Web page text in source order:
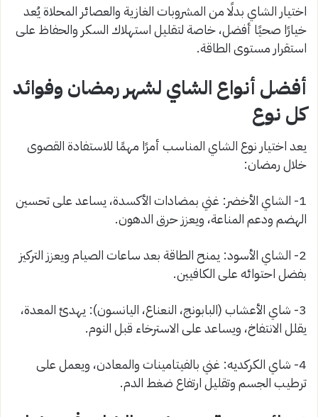
اختيار الشاي بدلًا من المشروبات الغازية والعصائر المحلاة يُعد
خيارًا صحيًا أفضل، خاصة لتقليل استهلاك السكر والحفاظ على
استقرار مستوى الطاقة.
أفضل أنواع الشاي لشهر رمضان وفوائد
كل نوع
يعد اختيار نوع الشاي المناسب أمرًا مهمًا للاستفادة القصوى
خلال رمضان:
1- الشاي الأخضر: غني بمضادات الأكسدة، يساعد على تحسين
الهضم ودعم المناعة، ويعزز حرق الدهون.
2- الشاي الأسود: يمنح الطاقة بعد ساعات الصيام ويعزز التركيز
بفضل احتوائه على الكافيين.
3- شاي الأعشاب (البابونج، النعناع، اليانسون): يهدئ المعدة،
يقلل الانتفاخ، ويساعد على الاسترخاء قبل النوم.
4- شاي الكركديه: غني بالفيتامينات والمعادن، ويعمل على
ترطيب الجسم وتقليل ارتفاع ضغط الدم.